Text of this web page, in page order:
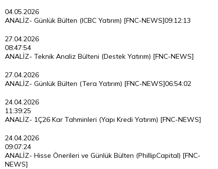
04.05.2026
09:12:13
ANALİZ- Günlük Bülten (ICBC Yatırım) [FNC-NEWS]
27.04.2026
08:47:54
ANALİZ- Teknik Analiz Bülteni (Destek Yatırım) [FNC-NEWS]
27.04.2026
06:54:02
ANALİZ- Günlük Bülten (Tera Yatırım) [FNC-NEWS]
24.04.2026
11:39:25
ANALİZ- 1Ç26 Kar Tahminleri (Yapı Kredi Yatırım) [FNC-NEWS]
24.04.2026
09:07:24
ANALİZ- Hisse Önerileri ve Günlük Bülten (PhillipCapital) [FNC-
NEWS]